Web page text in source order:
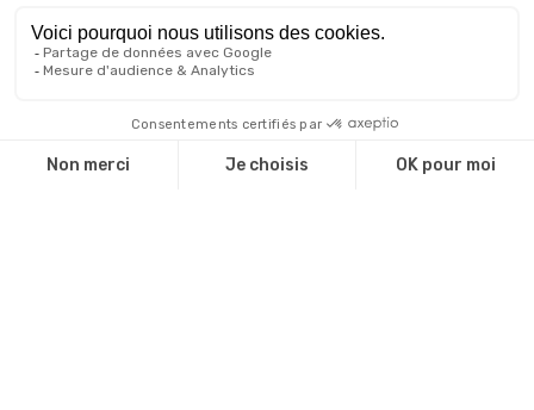
Le blog de l'objet publicitaire
Nos engagements RSE
Qui sommes nous ?